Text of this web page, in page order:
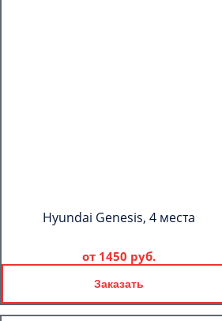
Hyundai Genesis, 4 места
от 1450 руб.
Заказать